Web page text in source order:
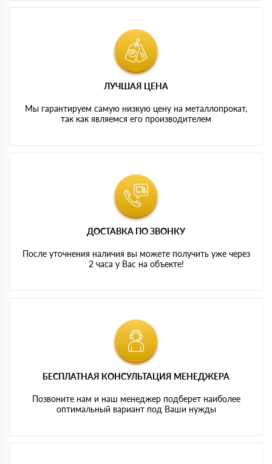
ЛУЧШАЯ ЦЕНА
Мы гарантируем самую низкую цену на металлопрокат,
так как являемся его производителем
ДОСТАВКА ПО ЗВОНКУ
После уточнения наличия вы можете получить уже через
2 часа у Вас на объекте!
БЕСПЛАТНАЯ КОНСУЛЬТАЦИЯ МЕНЕДЖЕРА
Позвоните нам и наш менеджер подберет наиболее
оптимальный вариант под Ваши нужды